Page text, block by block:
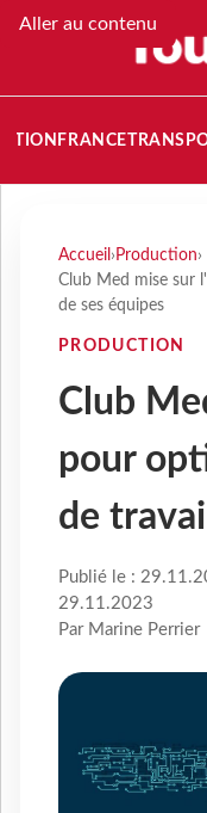
Aller au contenu
FRANCE
Accueil › Production›
Club Med mise sur
de ses équipes
PRODUCTION
Club
pour
de
Publié le :
29.11.2023
Par Marine Perrier